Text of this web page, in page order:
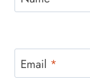
Email *